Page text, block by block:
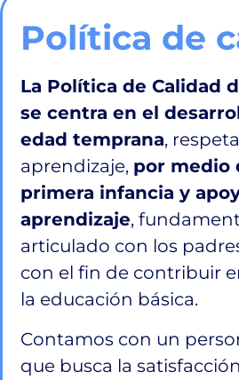
Política de
La Política de Calidad
se centra en el
edad temprana,
aprendizaje, por medio
primera infancia y
aprendizaje,
articulado con los
con el fin de contribuir
la educación básica.
Contamos con un
que busca la